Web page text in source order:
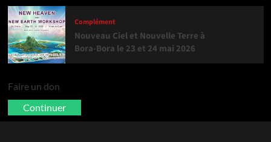
Complément
Nouveau Ciel et Nouvelle Terre à
Bora-Bora le 23 et 24 mai 2026
Faire un don
Continuer